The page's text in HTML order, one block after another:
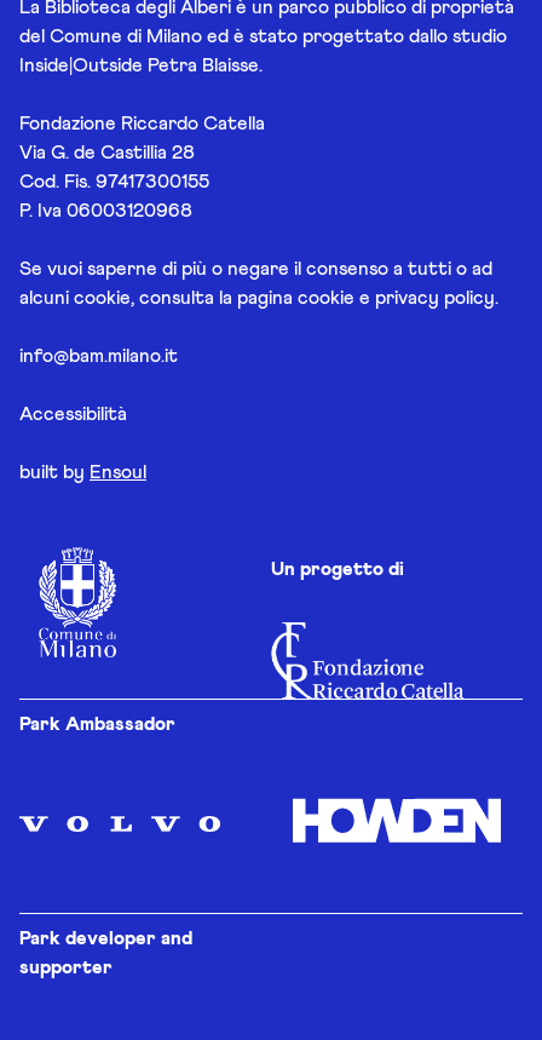
La Biblioteca degli Alberi è un parco pubblico di proprietà
del Comune di Milano ed è stato progettato dallo studio
Inside|Outside Petra Blaisse.
Fondazione Riccardo Catella
Via G. de Castillia 28
Cod. Fis. 97417300155
P. Iva 06003120968
Se vuoi saperne di più o negare il consenso a tutti o ad
alcuni cookie, consulta la pagina cookie e privacy policy.
info@bam.milano.it
Accessibilità
built by Ensoul
Un progetto di
Park Ambassador
Park developer and
supporter